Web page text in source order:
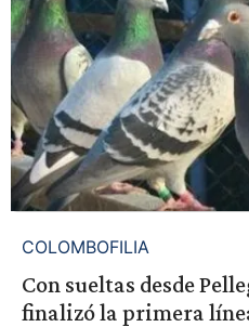
COLOMBOFILIA
Con sueltas desde
finalizó la primera